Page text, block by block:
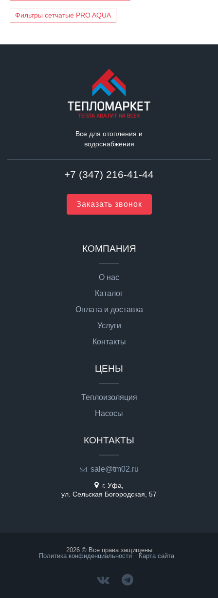
Фильтры сетчатые PRO AQUA
Все для отопления и
водоснабжения
+7 (347) 216-41-44
Заказать звонок
КОМПАНИЯ
О нас
Каталог
Оплата и доставка
Услуги
Контакты
ЦЕНЫ
Теплоизоляция
Насосы
КОНТАКТЫ
sale@tm02.ru
г. Уфа,
ул. Сельская Богородская, 57
2026 © Все права защищены
Политика конфиденциальности
Карта сайта